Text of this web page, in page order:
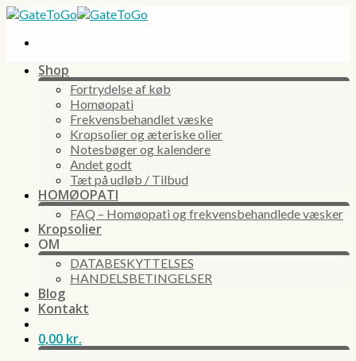
Skip
content
Shop
Fortrydelse af køb
Homøopati
Frekvensbehandlet væske
Kropsolier og æteriske olier
Notesbøger og kalendere
Andet godt
Tæt på udløb / Tilbud
HOMØOPATI
FAQ – Homøopati og frekvensbehandlede væsker
Kropsolier
OM
DATABESKYTTELSES
HANDELSBETINGELSER
Blog
Kontakt
0,00 kr.